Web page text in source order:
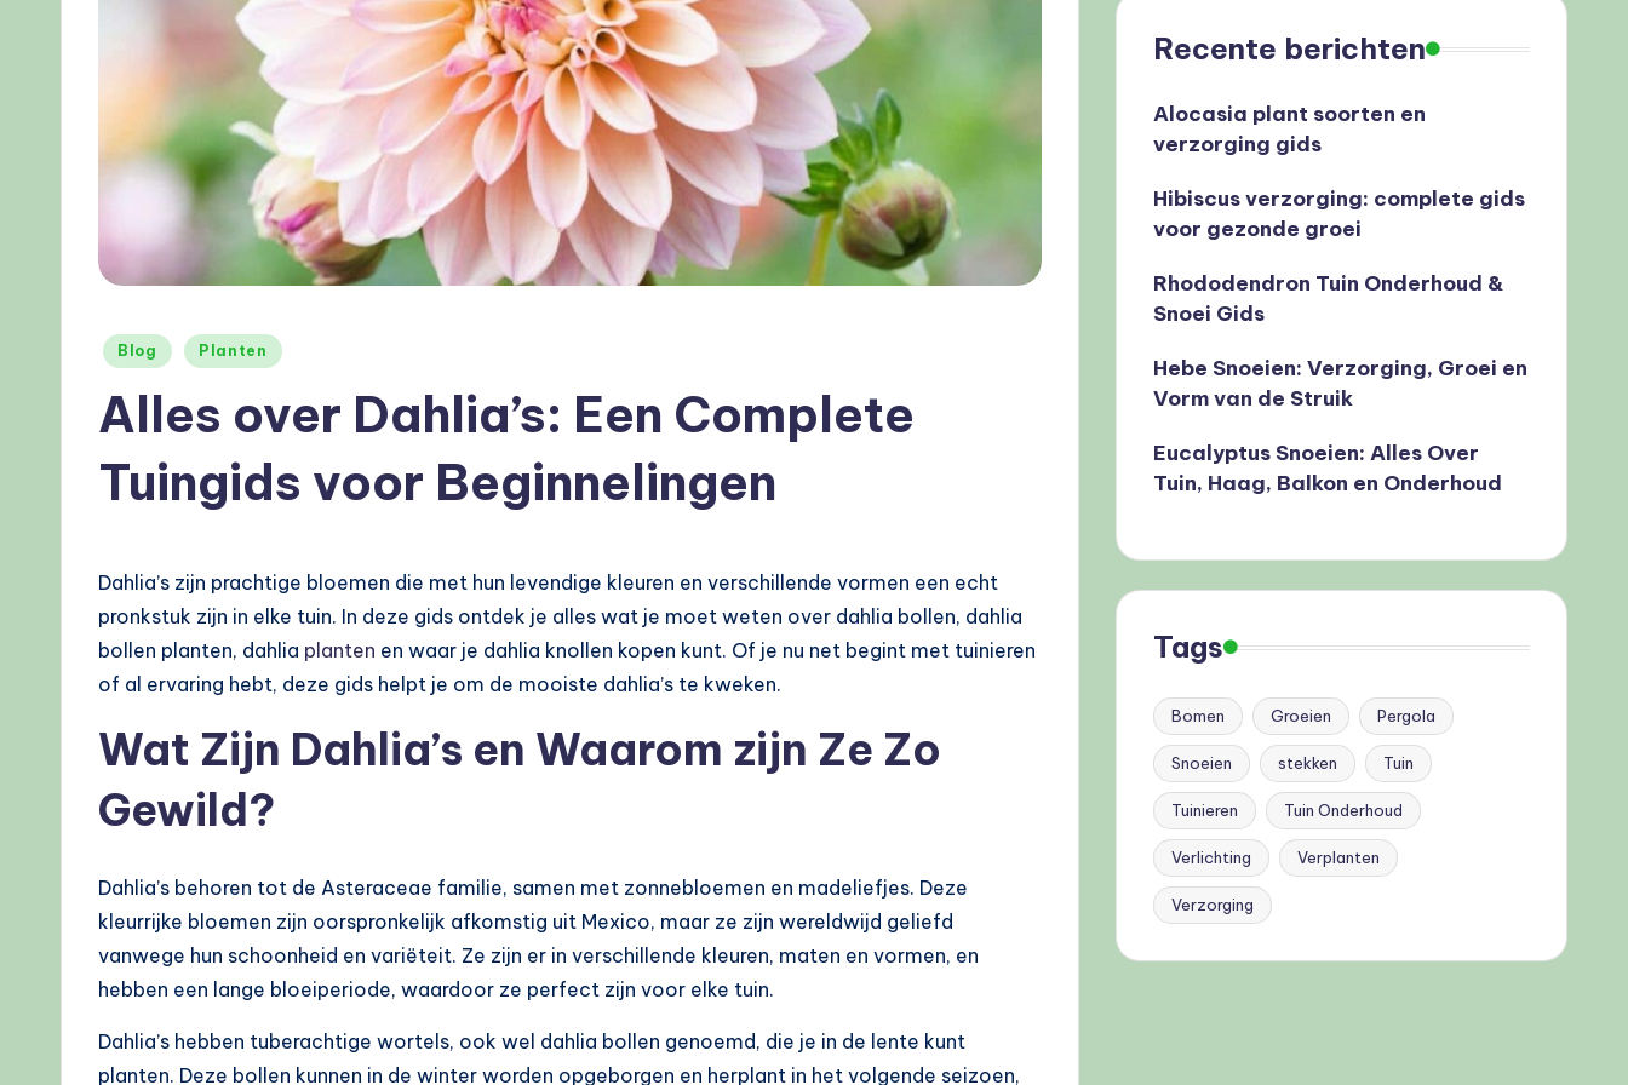
Geplaatst
Blog Planten
Alles over Dahlia’s: Een Complete
Tuingids voor Beginnelingen
Dahlia’s zijn prachtige bloemen die met hun levendige kleuren en verschillende vormen een echt
pronkstuk zijn in elke tuin. In deze gids ontdek je alles wat je moet weten over dahlia bollen, dahlia
bollen planten, dahlia planten en waar je dahlia knollen kopen kunt. Of je nu net begint met tuinieren
of al ervaring hebt, deze gids helpt je om de mooiste dahlia’s te kweken.
Wat Zijn Dahlia’s en Waarom zijn Ze Zo
Gewild?
Dahlia’s behoren tot de Asteraceae familie, samen met zonnebloemen en madeliefjes. Deze
kleurrijke bloemen zijn oorspronkelijk afkomstig uit Mexico, maar ze zijn wereldwijd geliefd
vanwege hun schoonheid en variëteit. Ze zijn er in verschillende kleuren, maten en vormen, en
hebben een lange bloeiperiode, waardoor ze perfect zijn voor elke tuin.
Dahlia’s hebben tuberachtige wortels, ook wel dahlia bollen genoemd, die je in de lente kunt
planten. Deze bollen kunnen in de winter worden opgeborgen en herplant in het volgende seizoen,
Recente berichten
Alocasia plant soorten en
verzorging gids
Hibiscus verzorging: complete gids
voor gezonde groei
Rhododendron Tuin Onderhoud &
Snoei Gids
Hebe Snoeien: Verzorging, Groei en
Vorm van de Struik
Eucalyptus Snoeien: Alles Over
Tuin, Haag, Balkon en Onderhoud
Tags
Bomen Groeien Pergola
Snoeien stekken Tuin
Tuinieren Tuin Onderhoud
Verlichting Verplanten
Verzorging